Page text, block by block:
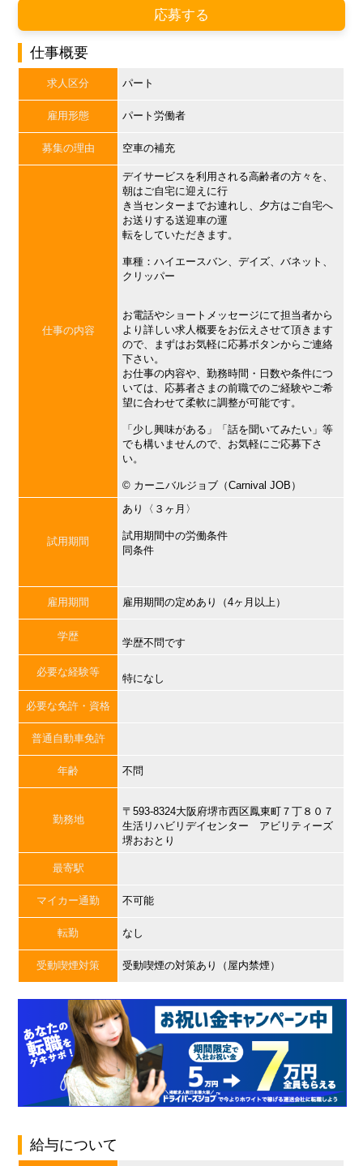
応募する
仕事概要
求人区分 パート
雇用形態 パート労働者
募集の理由 空車の補充
仕事の内容
デイサービスを利用される高齢者の方々を、
朝はご自宅に迎えに行
き当センターまでお連れし、夕方はご自宅へ
お送りする送迎車の運
転をしていただきます。
車種：ハイエースバン、デイズ、バネット、
クリッパー
お電話やショートメッセージにて担当者から
より詳しい求人概要をお伝えさせて頂きます
ので、まずはお気軽に応募ボタンからご連絡
下さい。
お仕事の内容や、勤務時間・日数や条件につ
いては、応募者さまの前職でのご経験やご希
望に合わせて柔軟に調整が可能です。
「少し興味がある」「話を聞いてみたい」等
でも構いませんので、お気軽にご応募下さ
い。
©︎ カーニバルジョブ（Carnival JOB）
試用期間
あり〈３ヶ月〉
試用期間中の労働条件
同条件
雇用期間 雇用期間の定めあり（4ヶ月以上）
学歴
学歴不問です
必要な経験等
特になし
必要な免許・資格
普通自動車免許
年齢 不問
勤務地
〒593-8324大阪府堺市西区鳳東町７丁８０７
生活リハビリデイセンター アビリティーズ
堺おおとり
最寄駅
マイカー通勤 不可能
転勤 なし
受動喫煙対策 受動喫煙の対策あり（屋内禁煙）
給与について